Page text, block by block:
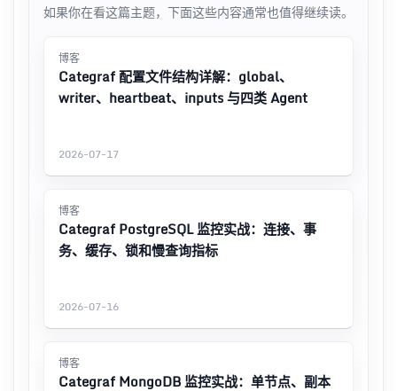
如果你在看这篇主题，下面这些内容通常也值得继续读。
博客
Categraf 配置文件结构详解：global、
writer、heartbeat、inputs 与四类 Agent
2026-07-17
博客
Categraf PostgreSQL 监控实战：连接、事
务、缓存、锁和慢查询指标
2026-07-16
博客
Categraf MongoDB 监控实战：单节点、副本